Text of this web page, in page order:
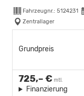
Fahrzeugnr.: 5124231
Zentrallager
Grundpreis
725,– € mtl.
Finanzierung